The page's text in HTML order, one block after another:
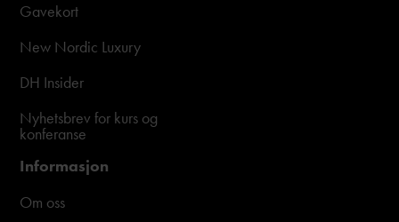
Gavekort
New Nordic Luxury
DH Insider
Nyhetsbrev for kurs og
konferanse
Informasjon
Om oss